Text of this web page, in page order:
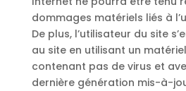
dommages matériels liés à
De plus, l’utilisateur du site
au site en utilisant un
contenant pas de virus et
dernière génération mis-à-